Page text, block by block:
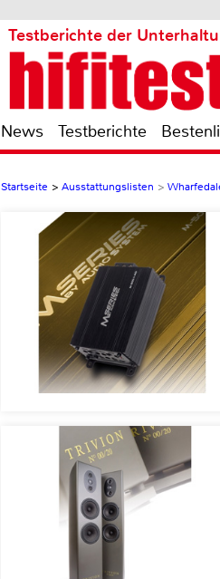
Testberichte der
News Testberichte
Startseite > Ausstattungslisten >